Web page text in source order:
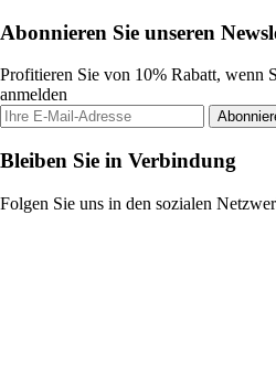
Abonnieren Sie unseren
Profitieren Sie von 10% Rabatt, wenn
anmelden
Bleiben Sie in Verbindung
Folgen Sie uns in den sozialen